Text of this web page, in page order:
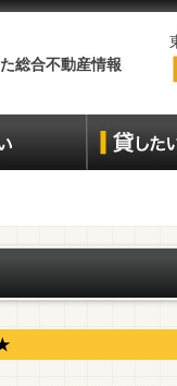
総合不動産情報